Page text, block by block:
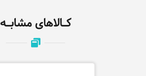
کـالاهای مشابـه